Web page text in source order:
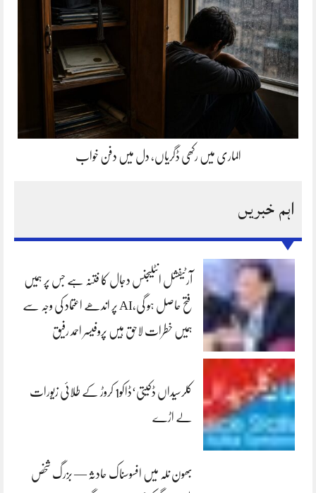
الماری میں رکھی ڈگریاں، دل میں دفن خواب
اہم خبریں
آرٹیفشل انٹلیجنس دجال کا فتنہ ہے جس پر ہمیں
فتح حاصل ہو گی،AI پر اندھے اعتماد کی وجہ سے
ہمیں خطرات لاحق ہیں پروفیسر احمد رفیق
کلرسیداں ڈکیتی‘ڈاکو1 کروڑ کے طلائی زیورات
لے اڑے
بھون نلہ میں افسوسناک حادثہ — بزرگ شخص